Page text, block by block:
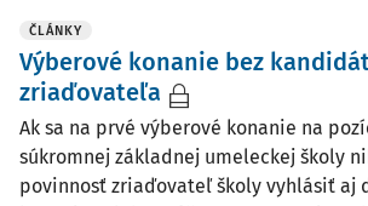
ČLÁNKY
Výberové konanie bez
zriaďovateľa
Ak sa na prvé výberové konanie na
súkromnej základnej umeleckej školy
povinnosť zriaďovateľ školy vyhlásiť aj